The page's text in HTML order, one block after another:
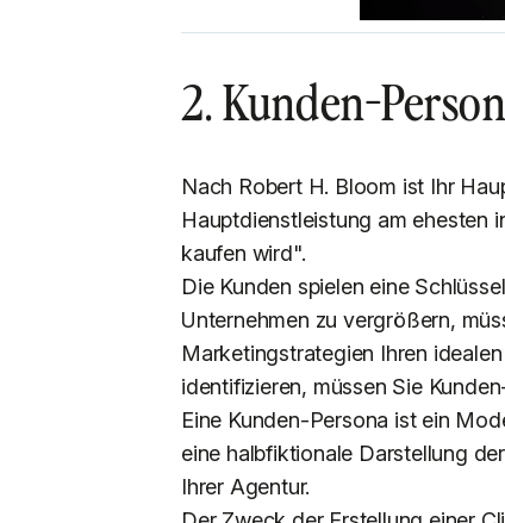
2. Kunden-
Nach Robert H. Bloom ist Ihr
Hauptdienstleistung am ehesten
kaufen wird".
Die Kunden spielen eine
Unternehmen zu vergrößern,
Marketingstrategien Ihren
identifizieren, müssen Sie
Eine Kunden-Persona ist ein
eine halbfiktionale Darstellung
Ihrer Agentur.